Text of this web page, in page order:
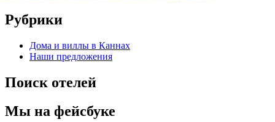
Рубрики
Дома и виллы в Каннах
Наши предложения
Поиск отелей
Мы на фейсбуке